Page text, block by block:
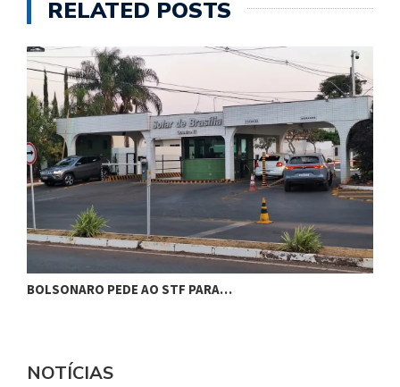
RELATED POSTS
BOLSONARO PEDE AO STF PARA…
NOTÍCIAS